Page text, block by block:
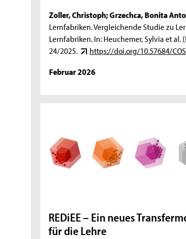
Zoller, Christoph; Grzechca, Bonita
Lernfabriken. Vergleichende Studie zu
Lernfabriken. In: Heuchemer, Sylvia et
24/2025.
https://doi.org/10.57684/
Februar 2026
REDiEE – Ein neues
für die Lehre